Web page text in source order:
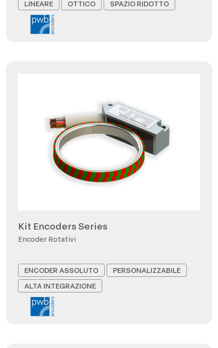
LINEARE OTTICO SPAZIO RIDOTTO
Kit Encoders Series
Encoder Rotativi
ENCODER ASSOLUTO
PERSONALIZZABILE
ALTA INTEGRAZIONE